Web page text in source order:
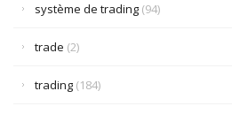
système de trading (94)
trade (2)
trading (184)